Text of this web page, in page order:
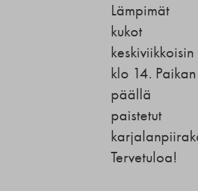
Lämpimät
kukot
keskiviikkoisin
klo 14. Paikan
päällä
paistetut
Tervetuloa!